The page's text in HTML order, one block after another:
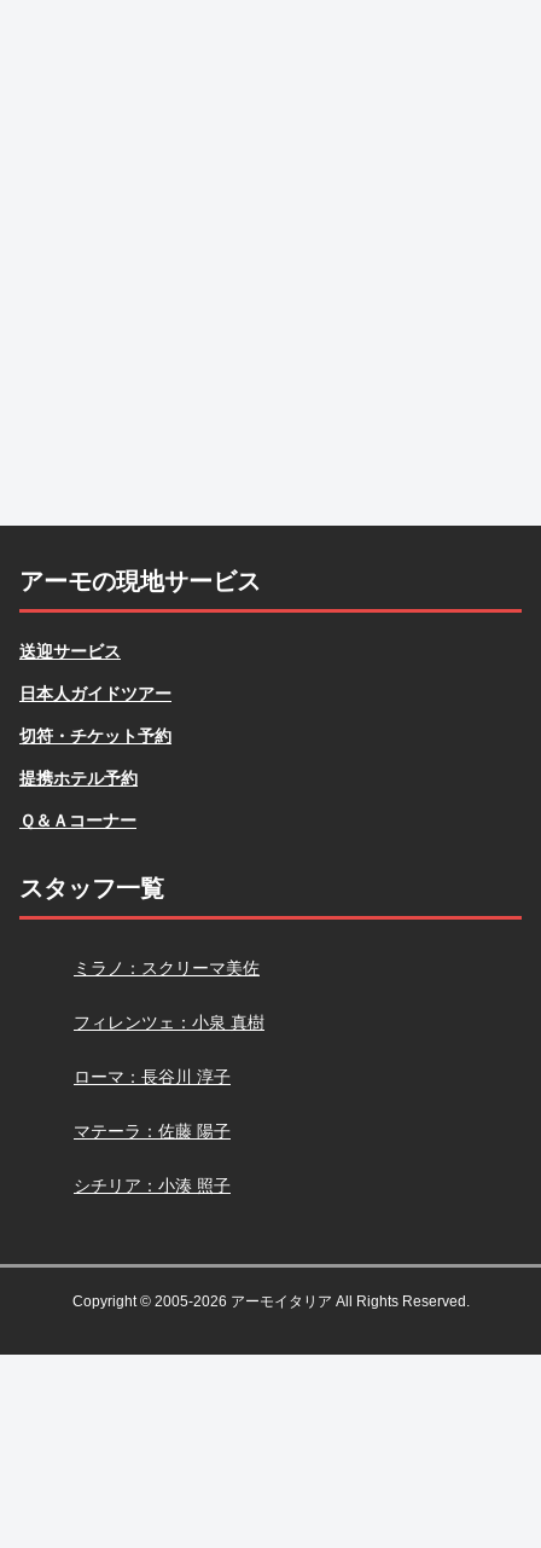
アーモの現地サービス
送迎サービス
日本人ガイドツアー
切符・チケット予約
提携ホテル予約
Ｑ＆Ａコーナー
スタッフ一覧
スクリーマ
ミラノ：スクリーマ美佐
小泉
フィレンツェ：小泉 真樹
長谷川
ローマ：長谷川 淳子
佐藤
マテーラ：佐藤 陽子
小湊
シチリア：小湊 照子
Copyright © 2005-2026 アーモイタリア All Rights Reserved.